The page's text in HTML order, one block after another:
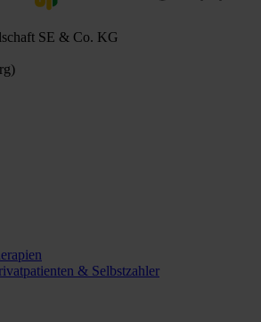
SE & Co. KG
& Selbstzahler